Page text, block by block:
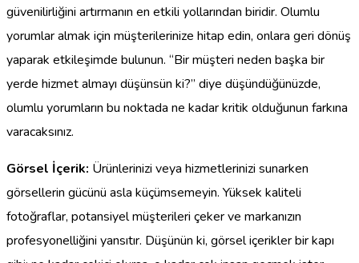
güvenilirliğini artırmanın en etkili yollarından biridir. Olumlu
yorumlar almak için müşterilerinize hitap edin, onlara geri dönüş
yaparak etkileşimde bulunun. “Bir müşteri neden başka bir
yerde hizmet almayı düşünsün ki?” diye düşündüğünüzde,
olumlu yorumların bu noktada ne kadar kritik olduğunun farkına
varacaksınız.
Görsel İçerik: Ürünlerinizi veya hizmetlerinizi sunarken
görsellerin gücünü asla küçümsemeyin. Yüksek kaliteli
fotoğraflar, potansiyel müşterileri çeker ve markanızın
profesyonelliğini yansıtır. Düşünün ki, görsel içerikler bir kapı